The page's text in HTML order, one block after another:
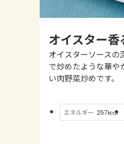
オイスター
オイスターソースの
で炒めたような華や
い肉野菜炒めです。
エネルギー 257kcal